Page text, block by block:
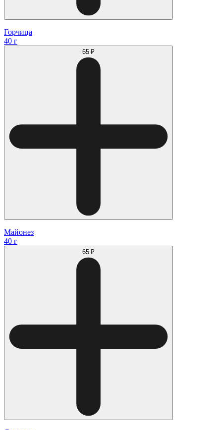
Горчица
40 г
65 ₽
Майонез
40 г
65 ₽